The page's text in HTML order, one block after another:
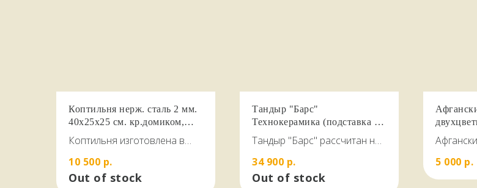
Коптильня нерж. сталь 2 мм.
40х25х25 см. кр.домиком,
гидрозатвор
Коптильня изготовлена в
виде домика, из
качественной зеркальной
нержавеющей стали AISI 430
10 500 р.
Out of stock
Тандыр "Барс"
Технокерамика (подставка в
комплекте)
Тандыр "Барс" рассчитан на
загрузку до 4 кг. Мяса за один
раз
34 900 р.
Out of stock
литров
5 000 р.